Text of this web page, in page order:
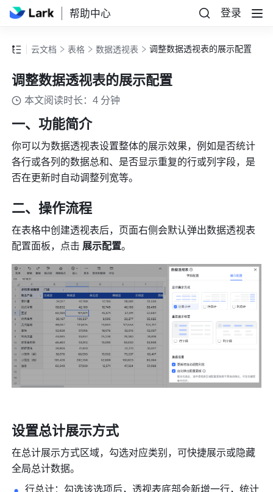
帮助中心 登录
云文档 表格 数据透视表 调整数据透视表的展示配置
调整数据透视表的展示配置
本文阅读时长：4 分钟
一、功能简介
你可以为数据透视表设置整体的展示效果，例如是否统计
各行或各列的数据总和、是否显示重复的行或列字段，是
否在更新时自动调整列宽等。
二、操作流程
在表格中创建透视表后，页面右侧会默认弹出数据透视表
配置面板，点击 展示配置。
设置总计展示方式
在总计展示方式区域，勾选对应类别，可快捷展示或隐藏
全局总计数据。